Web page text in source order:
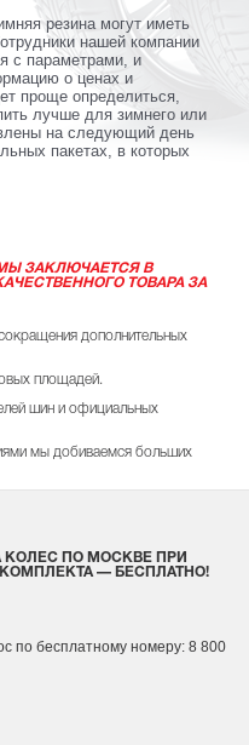
резина могут иметь
нашей компании
с параметрами, и
о ценах и
проще определиться,
лучше для зимнего или
на следующий день
пакетах, в которых
ЗАКЛЮЧАЕТСЯ В
ТОВАРА ЗА
дополнительных
площадей.
шин и официальных
мы добиваемся больших
КОЛЕС ПО МОСКВЕ ПРИ
— БЕСПЛАТНО!
по бесплатному номеру: 8 800